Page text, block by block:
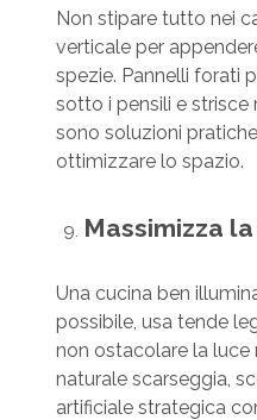
Non stipare tutto nei
verticale per
spezie. Pannelli forati
sotto i pensili e
sono soluzioni
ottimizzare lo spazio.
Massimizza
Una cucina ben
possibile, usa tende
non ostacolare la luce
naturale scarseggia,
artificiale strategica